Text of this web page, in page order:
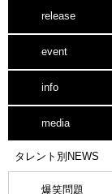
release
event
info
media
タレント別NEWS
爆笑問題